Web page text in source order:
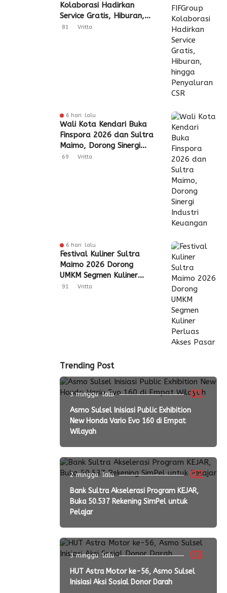
Kolaborasi Hadirkan
Service Gratis, Hiburan,
hingga Penyaluran CSR
81 Vritta
6 hari lalu
Wali Kota Kendari Buka
Finspora 2026 dan Sultra
Maimo, Dorong Sinergi
Industri Keuangan
69 Vritta
6 hari lalu
Festival Kuliner Sultra
Maimo 2026 Dorong
UMKM Segmen Kuliner
Perluas Akses Pasar
91 Vritta
Trending Post
01
3 minggu lalu
Asmo Sulsel Inisiasi Public Exhibition
New Honda Vario Evo 160 di Empat
Wilayah
02
2 minggu lalu
Bank Sultra Akselerasi Program KEJAR,
Buka 50.537 Rekening SimPel untuk
Pelajar
03
3 minggu lalu
HUT Astra Motor ke-56, Asmo Sulsel
Inisiasi Aksi Sosial Donor Darah